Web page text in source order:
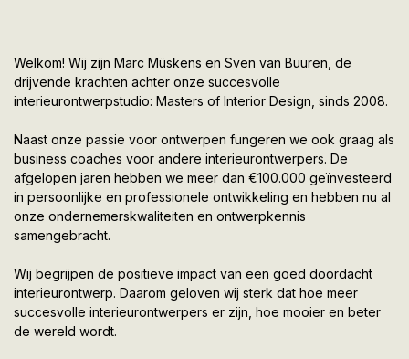
Welkom! Wij zijn Marc Müskens en Sven van Buuren, de
drijvende krachten achter onze succesvolle
interieurontwerpstudio: Masters of Interior Design, sinds 2008.
Naast onze passie voor ontwerpen fungeren we ook graag als
business coaches voor andere interieurontwerpers. De
afgelopen jaren hebben we meer dan €100.000 geïnvesteerd
in persoonlijke en professionele ontwikkeling en hebben nu al
onze ondernemerskwaliteiten en ontwerpkennis
samengebracht.
Wij begrijpen de positieve impact van een goed doordacht
interieurontwerp. Daarom geloven wij sterk dat hoe meer
succesvolle interieurontwerpers er zijn, hoe mooier en beter
de wereld wordt.